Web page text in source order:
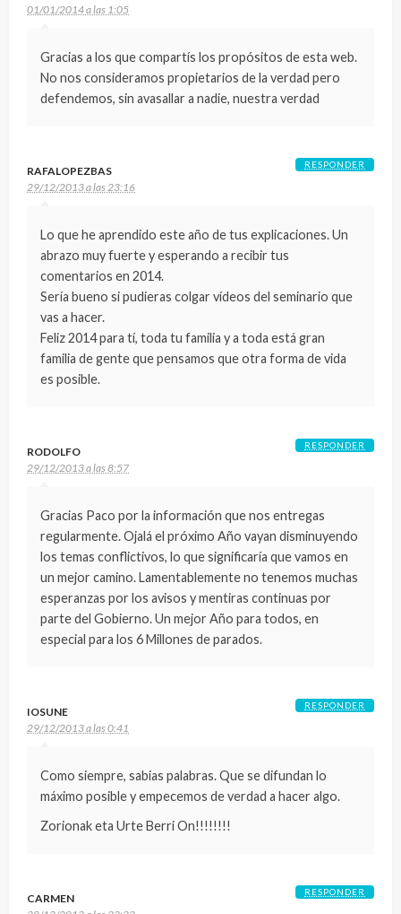
01/01/2014 a las 1:05
Gracias a los que compartís los propósitos de esta web.
No nos consideramos propietarios de la verdad pero
defendemos, sin avasallar a nadie, nuestra verdad
RAFALOPEZBAS
29/12/2013 a las 23:16
Lo que he aprendido este año de tus explicaciones. Un
abrazo muy fuerte y esperando a recibir tus
comentarios en 2014.
Sería bueno si pudieras colgar vídeos del seminario que
vas a hacer.
Feliz 2014 para tí, toda tu familia y a toda está gran
familia de gente que pensamos que otra forma de vida
es posible.
RESPONDER
RODOLFO
29/12/2013 a las 8:57
Gracias Paco por la información que nos entregas
regularmente. Ojalá el próximo Año vayan disminuyendo
los temas conflictivos, lo que significaría que vamos en
un mejor camino. Lamentablemente no tenemos muchas
esperanzas por los avisos y mentiras continuas por
parte del Gobierno. Un mejor Año para todos, en
especial para los 6 Millones de parados.
RESPONDER
IOSUNE
29/12/2013 a las 0:41
Como siempre, sabias palabras. Que se difundan lo
máximo posible y empecemos de verdad a hacer algo.
Zorionak eta Urte Berri On!!!!!!!!
RESPONDER
CARMEN
RESPONDER